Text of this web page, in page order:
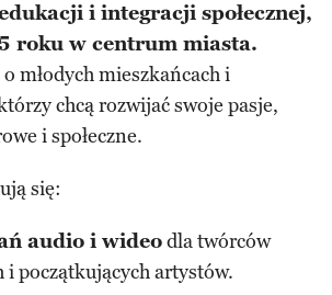
i integracji społecznej,
roku w centrum miasta.
młodych mieszkańcach i
chcą rozwijać swoje pasje,
i społeczne.
się:
audio i wideodla twórców
początkujących artystów.